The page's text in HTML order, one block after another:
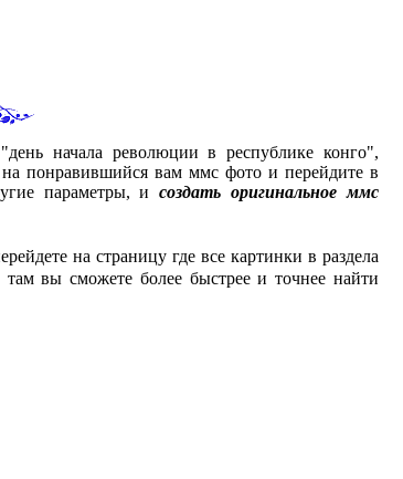
начала революции в республике конго",
понравившийся вам ммс фото и перейдите в
параметры, исоздать оригинальное ммс
на страницу где все картинки в раздела
вы сможете более быстрее и точнее найти